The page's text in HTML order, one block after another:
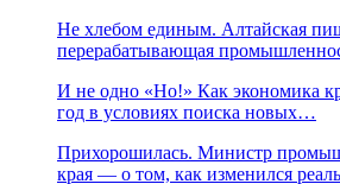
Не хлебом единым. Алтайская
перерабатывающая
И не одно «Но!» Как экономика
год в условиях поиска новых…
Прихорошилась. Министр
края — о том, как изменился